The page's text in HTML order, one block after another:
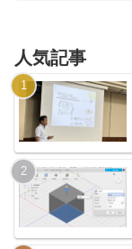
人気記事